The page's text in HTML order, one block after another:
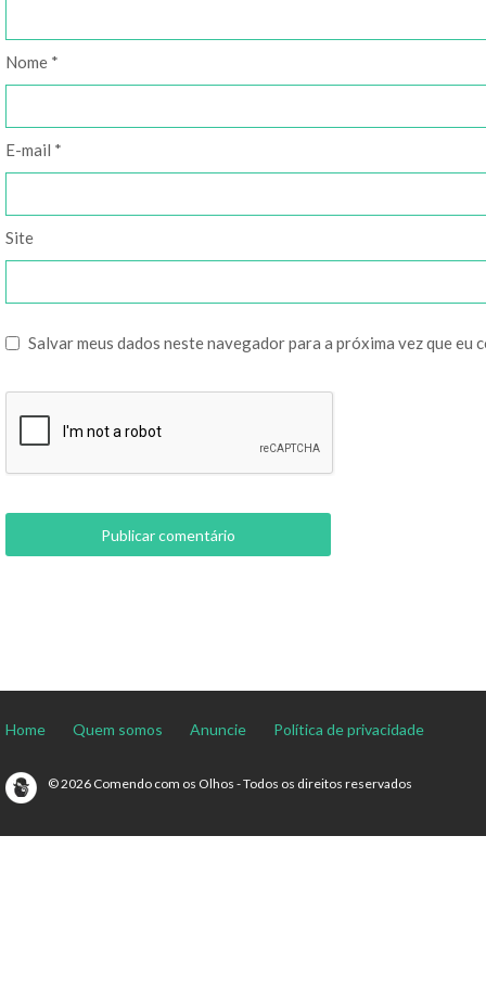
Nome *
E-mail *
Site
Salvar meus dados neste navegador para a próxima vez que eu
Home Quem somos Anuncie Política de privacidade
© 2026 Comendo com os Olhos - Todos os direitos reservados